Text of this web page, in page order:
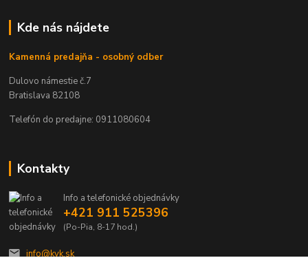
Kde nás nájdete
Kamenná predajňa - osobný odber
Dulovo námestie č.7
Bratislava 82108
Telefón do predajne: 0911080604
Kontakty
Info a telefonické objednávky
+421 911 525396
(Po-Pia, 8-17 hod.)
info@kvk.sk